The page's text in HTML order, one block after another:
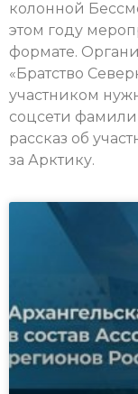
колонной
этом году
формате.
«Братство
участником
соцсети
рассказ об
за Арктику.